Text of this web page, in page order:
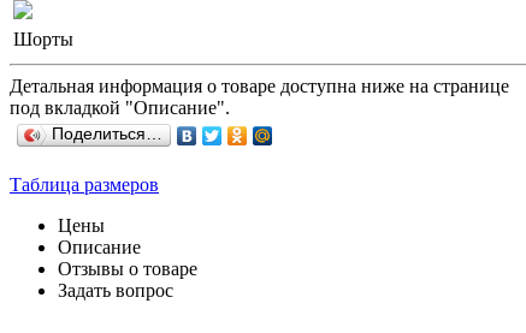
Шорты
Детальная информация о товаре доступна ниже на странице
под вкладкой "Описание".
Поделиться…
Таблица размеров
Цены
Описание
Отзывы о товаре
Задать вопрос